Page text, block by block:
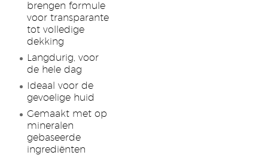
brengen formule
voor transparante
tot volledige
dekking
Langdurig, voor
de hele dag
Ideaal voor de
gevoelige huid
Gemaakt met op
mineralen
gebaseerde
ingrediënten